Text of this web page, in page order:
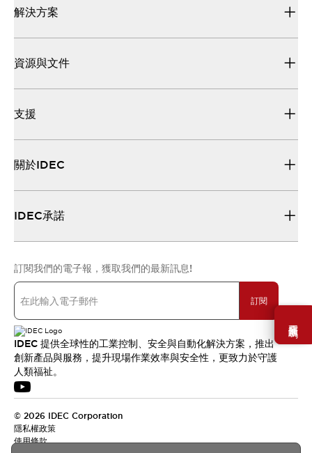
需要幫助嗎？
解決方案
資源與文件
支援
關於IDEC
IDEC承諾
訂閱我們的電子報，獲取我們的最新訊息!
訂閱
IDEC 提供全球性的工業控制、安全與自動化解決方案，推出
創新產品與服務，提升現場作業效率與安全性，更致力於守護
人類福祉。
© 2026 IDEC Corporation
隱私權政策
使用條款